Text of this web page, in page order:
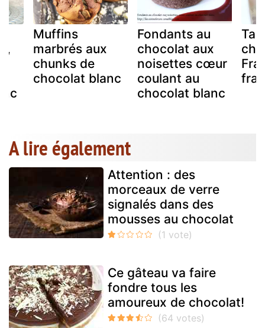
Muffins
marbrés aux
chunks de
chocolat blanc
Fondants au
chocolat aux
noisettes cœur
coulant au
chocolat blanc
A lire également
Attention : des
morceaux de verre
signalés dans des
mousses au chocolat
Ce gâteau va faire
fondre tous les
amoureux de chocolat!